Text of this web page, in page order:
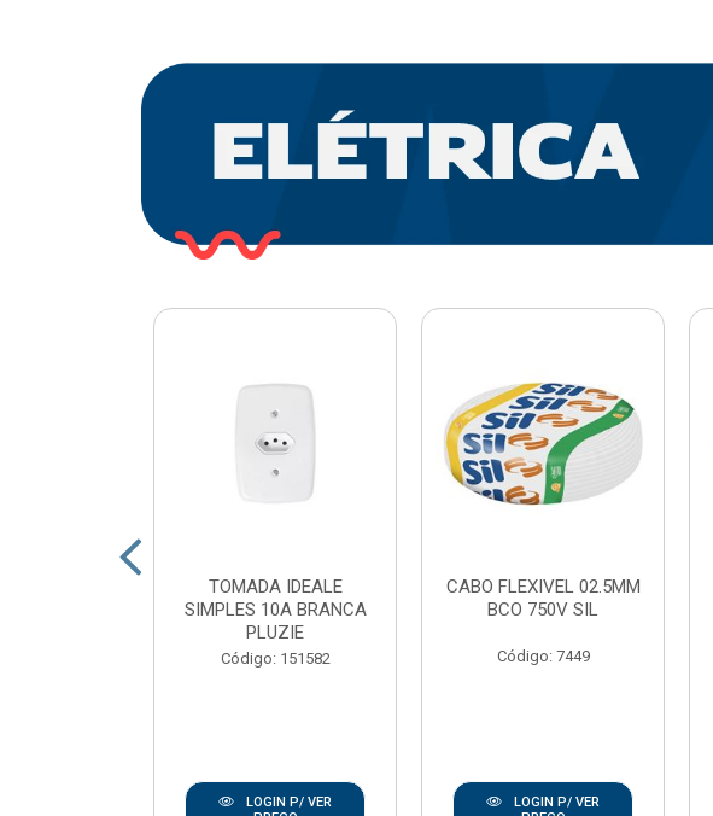
TOMADA IDEALE
SIMPLES 10A BRANCA
PLUZIE
Código: 151582
LOGIN P/ VER
CABO FLEXIVEL 02.5MM
BCO 750V SIL
Código: 7449
LOGIN P/ VER